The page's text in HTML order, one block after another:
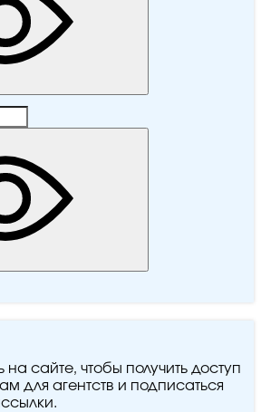
на сайте, чтобы получить доступ
для агентств и подписаться